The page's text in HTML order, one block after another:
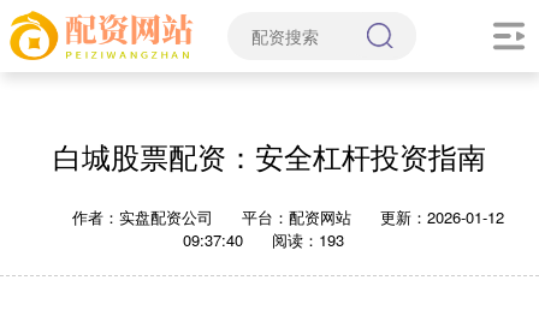
白城股票配资：安全杠杆投资指南
作者：实盘配资公司 平台：配资网站
更新：2026-01-12
09:37:40
阅读：193